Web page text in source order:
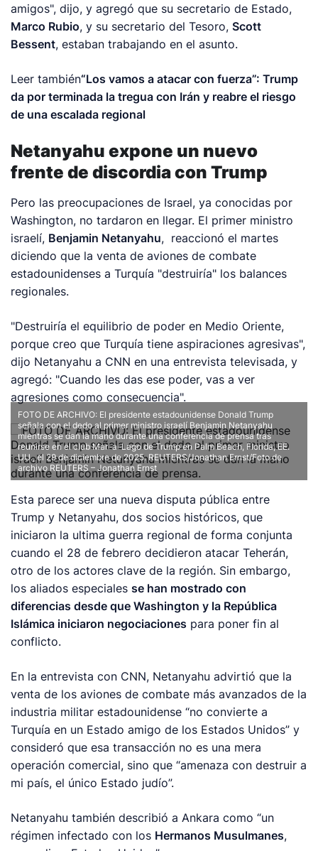
amigos", dijo, y agregó que su secretario de Estado,
Marco Rubio, y su secretario del Tesoro,Scott
Bessent, estaban trabajando en el asunto.
Leer también“Los vamos a atacar con fuerza”: Trump
da por terminada la tregua con Irán y reabre el riesgo
de una escalada regional
Netanyahu expone un nuevo
frente de discordia con Trump
Pero las preocupaciones de Israel, ya conocidas por
Washington, no tardaron en llegar. El primer ministro
israelí, Benjamin Netanyahu, reaccionó el martes
diciendo que la venta de aviones de combate
estadounidenses a Turquía "destruiría" los balances
regionales.
"Destruiría el equilibrio de poder en Medio Oriente,
porque creo que Turquía tiene aspiraciones agresivas",
dijo Netanyahu a CNN en una entrevista televisada, y
agregó: "Cuando les das ese poder, vas a ver
agresiones como consecuencia".
FOTO DE ARCHIVO: El presidente estadounidense Donald Trump
señala con el dedo al primer ministro israelí Benjamin Netanyahu
mientras se dan la mano durante una conferencia de prensa tras
reunirse en el club Mar-a-Lago de Trump en Palm Beach, Florida, EE.
UU., el 29 de diciembre de 2025. REUTERS/Jonathan Ernst/Foto de
archivo REUTERS – Jonathan Ernst
Esta parece ser una nueva disputa pública entre
Trump y Netanyahu, dos socios históricos, que
iniciaron la ultima guerra regional de forma conjunta
cuando el 28 de febrero decidieron atacar Teherán,
otro de los actores clave de la región. Sin embargo,
los aliados especialesse han mostrado con
diferencias desde que Washington y la República
Islámica iniciaron negociaciones para poner fin al
conflicto.
En la entrevista con CNN, Netanyahu advirtió que la
venta de los aviones de combate más avanzados de la
industria militar estadounidense “no convierte a
Turquía en un Estado amigo de los Estados Unidos” y
consideró que esa transacción no es una mera
operación comercial, sino que “amenaza con destruir a
mi país, el único Estado judío”.
Netanyahu también describió a Ankara como “un
régimen infectado con los Hermanos Musulmanes,